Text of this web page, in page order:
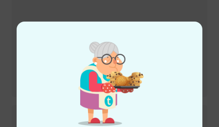
Tama Stewart Copeland 14“ x 5“ Signature Snaredrum